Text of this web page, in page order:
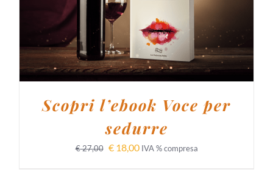
AGGIUNGI AL CARRELLO DETTAGLI
Scopri l’ebook Voce per
sedurre
€27,00 €18,00 IVA % compresa